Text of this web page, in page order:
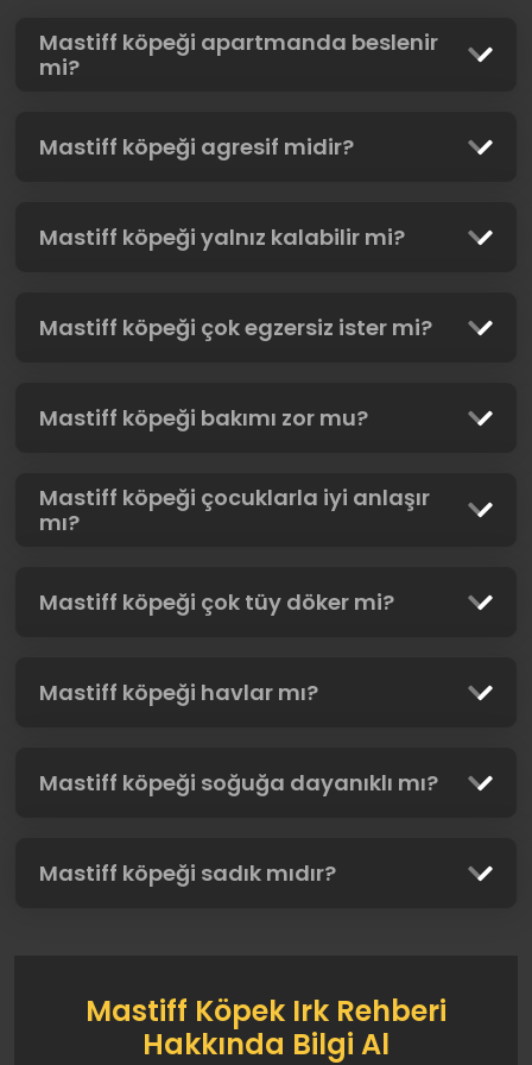
Mastiff köpeği apartmanda beslenir
mi?
Mastiff köpeği agresif midir?
Mastiff köpeği yalnız kalabilir mi?
Mastiff köpeği çok egzersiz ister mi?
Mastiff köpeği bakımı zor mu?
Mastiff köpeği çocuklarla iyi anlaşır
mı?
Mastiff köpeği çok tüy döker mi?
Mastiff köpeği havlar mı?
Mastiff köpeği soğuğa dayanıklı mı?
Mastiff köpeği sadık mıdır?
Mastiff Köpek Irk Rehberi
Hakkında Bilgi Al